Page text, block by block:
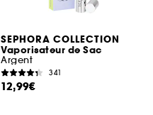
SEPHORA COLLECTION
Vaporisateur de Sac
Argent
341
12,99€